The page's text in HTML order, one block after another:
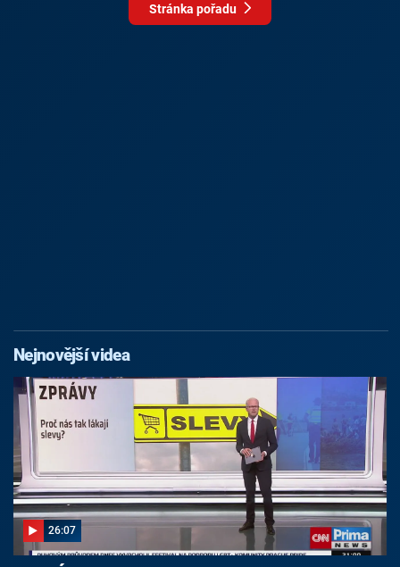
Stránka pořadu
Nejnovější videa
26:07